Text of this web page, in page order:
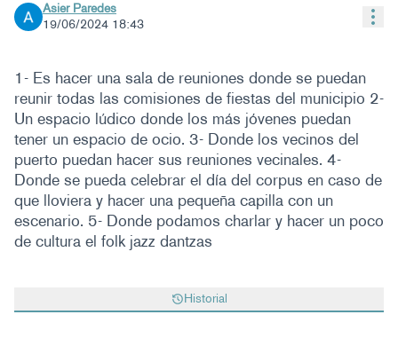
Asier Paredes
19/06/2024 18:43
1- Es hacer una sala de reuniones donde se puedan
reunir todas las comisiones de fiestas del municipio 2-
Un espacio lúdico donde los más jóvenes puedan
tener un espacio de ocio. 3- Donde los vecinos del
puerto puedan hacer sus reuniones vecinales. 4-
Donde se pueda celebrar el día del corpus en caso de
que lloviera y hacer una pequeña capilla con un
escenario. 5- Donde podamos charlar y hacer un poco
de cultura el folk jazz dantzas
Historial